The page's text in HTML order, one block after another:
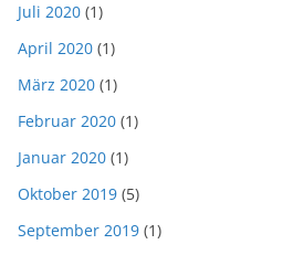
Juli 2020 (1)
April 2020 (1)
März 2020 (1)
Februar 2020 (1)
Januar 2020 (1)
Oktober 2019 (5)
September 2019 (1)